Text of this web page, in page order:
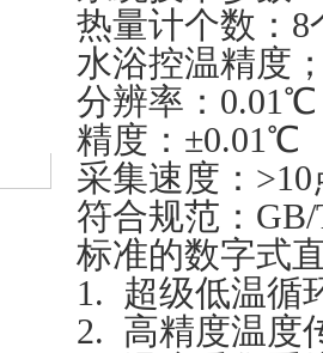
热量计个数： 8
水浴控温精度
分辨率： 0.01℃
精度： ±0.01℃
采集速度： >10
符合规范： GB/
标准的数字式
1.
超级低温循
2. 高精度温度